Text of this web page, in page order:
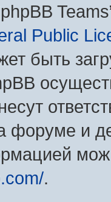
Public
быть
форуме и
.